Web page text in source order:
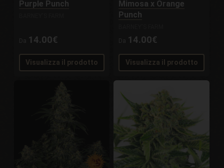
Purple Punch
Da 14.00€
Visualizza il prodotto
Mimosa x Orange
Punch
Da
14.00€
Visualizza il prodotto